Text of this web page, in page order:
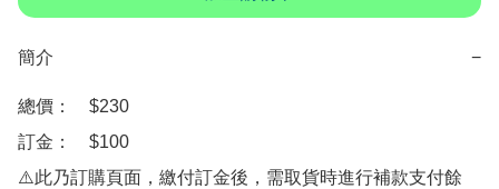
簡介 −
總價：　$230
訂金：　$100
⚠️此乃訂購頁面，繳付訂金後，需取貨時進行補款支付餘